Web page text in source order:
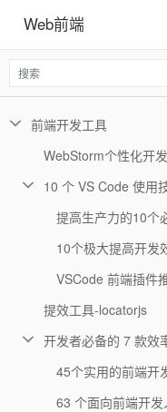
Web前端
前端开发工具
WebStorm个性化开
10 个 VS Code 使用
提高生产力的10个
10个极大提高开发
VSCode 前端插件
提效工具-locatorjs
开发者必备的 7 款效
45个实用的前端开
63 个面向前端开发